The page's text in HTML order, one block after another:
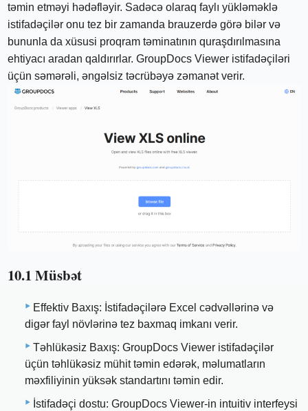
təmin etməyi hədəfləyir. Sadəcə olaraq faylı yükləməklə
istifadəçilər onu tez bir zamanda brauzerdə görə bilər və
bununla da xüsusi proqram təminatının quraşdırılmasına
ehtiyacı aradan qaldırırlar. GroupDocs Viewer istifadəçiləri
üçün səmərəli, əngəlsiz təcrübəyə zəmanət verir.
10.1 Müsbət
Effektiv Baxış: İstifadəçilərə Excel cədvəllərinə və
digər fayl növlərinə tez baxmaq imkanı verir.
Təhlükəsiz Baxış: GroupDocs Viewer istifadəçilər
üçün təhlükəsiz mühit təmin edərək, məlumatların
məxfiliyinin yüksək standartını təmin edir.
İstifadəçi dostu: GroupDocs Viewer-in intuitiv interfeysi